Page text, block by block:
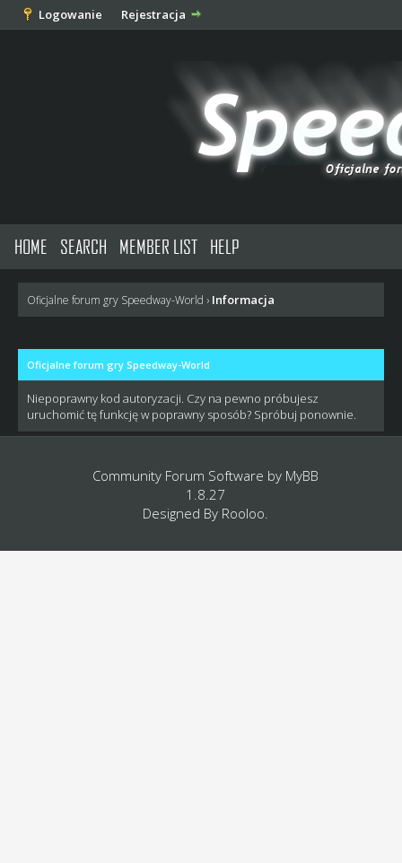
Logowanie Rejestracja
HOME SEARCH MEMBER LIST HELP
Oficjalne forum gry Speedway-World › Informacja
Oficjalne forum gry Speedway-World
Niepoprawny kod autoryzacji. Czy na pewno próbujesz
uruchomić tę funkcję w poprawny sposób? Spróbuj ponownie.
Community Forum Software by MyBB
1.8.27
Designed By Rooloo.